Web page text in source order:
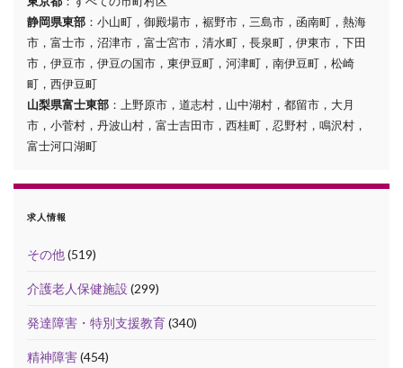
静岡県東部 ：小山町，御殿場市，裾野市，三島市，函南町，熱海
市，富士市，沼津市，富士宮市，清水町，長泉町，伊東市，下田
市，伊豆市，伊豆の国市，東伊豆町，河津町，南伊豆町，松崎
町，西伊豆町
山梨県富士東部 ：上野原市，道志村，山中湖村，都留市，大月
市，小菅村，丹波山村，富士吉田市，西桂町，忍野村，鳴沢村，
富士河口湖町
求人情報
その他(519)
介護老人保健施設 (299)
発達障害・特別支援教育(340)
精神障害(454)